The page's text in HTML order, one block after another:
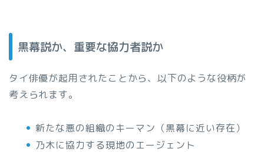
黒幕説か、重要な協力者説か
タイ俳優が起用されたことから、以下のような役柄が
考えられます。
新たな悪の組織のキーマン（黒幕に近い存在）
乃木に協力する現地のエージェント